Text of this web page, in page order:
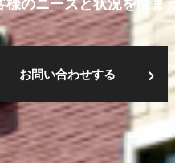
お問い合わせする